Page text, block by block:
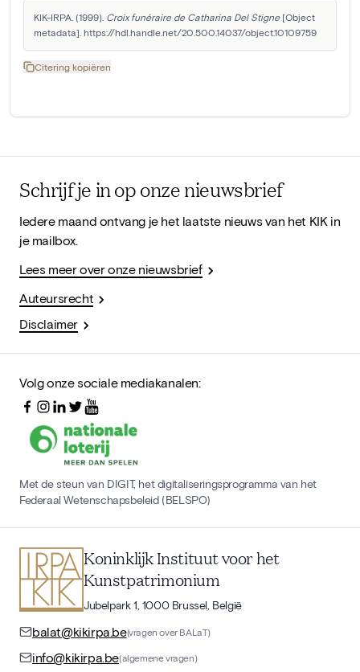
KIK-IRPA. (1999). Croix funéraire de Catharina Del Stigne [Object
metadata]. https://hdl.handle.net/20.500.14037/object.10109759
Citering kopiëren
Schrijf je in op onze nieuwsbrief
Iedere maand ontvang je het laatste nieuws van het KIK in
je mailbox.
Lees meer over onze nieuwsbrief
Auteursrecht
Disclaimer
Volg onze sociale mediakanalen:
Met de steun van DIGIT, het digitaliseringsprogramma van het
Federaal Wetenschapsbeleid (BELSPO)
Koninklijk Instituut voor het
Kunstpatrimonium
Jubelpark 1, 1000 Brussel, België
balat@kikirpa.be(vragen over BALaT)
info@kikirpa.be(algemene vragen)